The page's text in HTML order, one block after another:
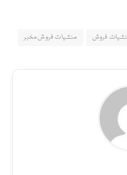
فروش منشیات فروش مخبر